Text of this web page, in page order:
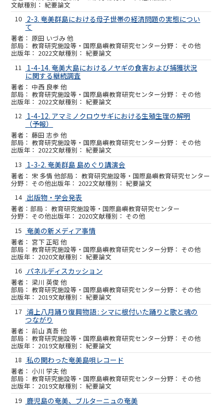
紀要論文
10 2-3. 奄美群島における母子世帯の経済問題の実態につい
て
原田 いづみ 他
教育研究施設等・国際島嶼教育研究センター その他
2022
紀要論文
11
1-4-14. 奄美大島におけるノヤギの食害および捕獲状況
に関する継続調査
中西 良孝 他
教育研究施設等・国際島嶼教育研究センター その他
2022
紀要論文
12 1-4-12. アマミノクロウサギにおける生殖生理の解明
（予報）
藤田 志歩 他
教育研究施設等・国際島嶼教育研究センター その他
2022
紀要論文
13
1-3-2. 奄美群島 島めぐり講演会
宋 多情 他 教育研究施設等・国際島嶼教育研究センター
その他 2022
紀要論文
14 出版物・学会発表
教育研究施設等・国際島嶼教育研究センター
その他 2020
その他
15 奄美の新メディア事情
宮下 正昭 他
教育研究施設等・国際島嶼教育研究センター その他
2020
紀要論文
16 パネルディスカッション
梁川 英俊 他
教育研究施設等・国際島嶼教育研究センター その他
2019
紀要論文
17 浦上八月踊り復興物語 : シマに根付いた踊りと歌と魂の
つながり
前山 真吾 他
教育研究施設等・国際島嶼教育研究センター その他
2019
紀要論文
18 私の関わった奄美島唄レコード
小川 学夫 他
教育研究施設等・国際島嶼教育研究センター その他
2019
紀要論文
19 鹿児島の奄美、ブルターニュの奄美